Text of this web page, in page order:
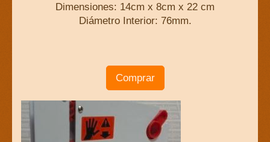
Dimensiones: 14cm x 8cm x 22 cm
Diámetro Interior: 76mm.
Comprar